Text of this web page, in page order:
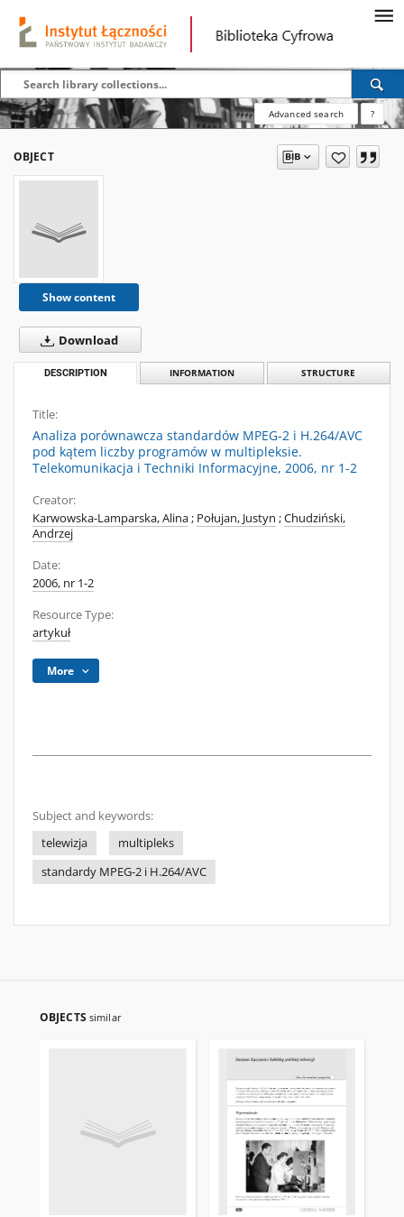
Advanced search ?
OBJECT
Show content
Download
DESCRIPTION INFORMATION STRUCTURE
Title:
Analiza porównawcza standardów MPEG-2 i H.264/AVC
pod kątem liczby programów w multipleksie.
Telekomunikacja i Techniki Informacyjne, 2006, nr 1-2
Creator:
Karwowska-Lamparska, Alina; Połujan, Justyn ;Chudziński,
Andrzej
Date:
2006, nr 1-2
Resource Type:
artykuł
More
Subject and keywords:
telewizja
multipleks
standardy MPEG-2 i H.264/AVC
OBJECTS similar